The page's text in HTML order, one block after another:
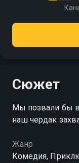
Сюжет
Мы позвали бы
наш чердак
Жанр
Комедия,